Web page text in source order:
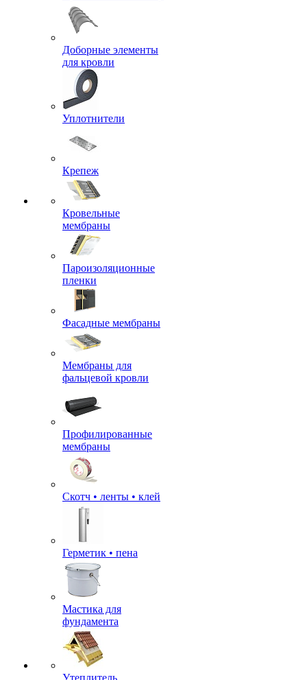
Доборные элементы
для кровли
Уплотнители
Крепеж
Кровельные
мембраны
Пароизоляционные
пленки
Фасадные мембраны
Мембраны для
фальцевой кровли
Профилированные
мембраны
Скотч • ленты • клей
Герметик • пена
Мастика для
фундамента
Утеплитель